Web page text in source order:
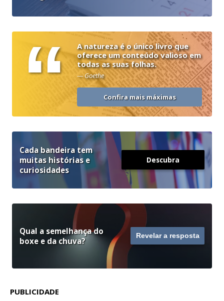
“
A natureza é o único livro que
oferece um conteúdo valioso em
todas as suas folhas.
— Goethe
Confira mais máximas
Cada bandeira tem
muitas histórias e
curiosidades
Descubra
Qual a semelhança do
boxe e da chuva?
Revelar a resposta
PUBLICIDADE